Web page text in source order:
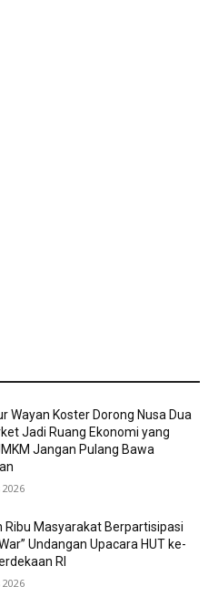
Wayan Koster Dorong Nusa Dua
Jadi Ruang Ekonomi yang
Jangan Pulang Bawa
Ribu Masyarakat Berpartisipasi
Undangan Upacara HUT ke-
RI